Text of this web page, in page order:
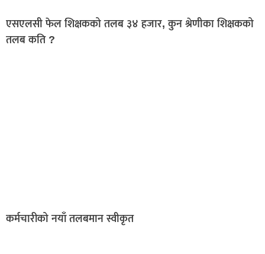
एसएलसी फेल शिक्षकको तलब ३४ हजार, कुन श्रेणीका शिक्षकको
तलब कति ?
कर्मचारीको नयाँ तलबमान स्वीकृत